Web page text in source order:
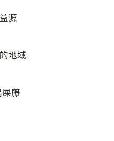
源
地域
藤